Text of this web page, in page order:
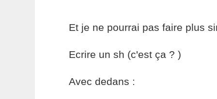
Et je ne pourrai pas faire plus
Ecrire un sh (c'est ça ? )
Avec dedans :